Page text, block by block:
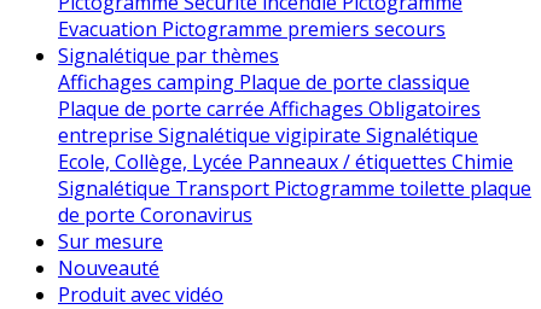
Evacuation Pictogramme premiers secours
Signalétique par thèmes
Affichages camping Plaque de porte classique
Plaque de porte carrée Affichages Obligatoires
entreprise Signalétique vigipirate Signalétique
Ecole, Collège, Lycée Panneaux / étiquettes Chimie
Signalétique Transport Pictogramme toilette plaque
de porte Coronavirus
Sur mesure
Nouveauté
Produit avec vidéo